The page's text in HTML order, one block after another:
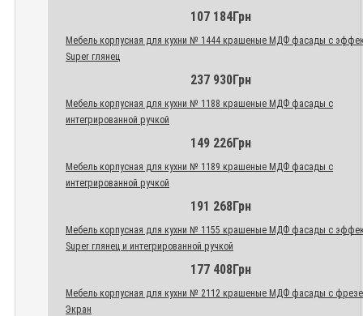
107 184Грн
Мебель корпусная для кухни № 1444 крашеные МДФ фасады с
Super глянец
237 930Грн
Мебель корпусная для кухни № 1188 крашеные МДФ фасады с
интегрированной ручкой
149 226Грн
Мебель корпусная для кухни № 1189 крашеные МДФ фасады с
интегрированной ручкой
191 268Грн
Мебель корпусная для кухни № 1155 крашеные МДФ фасады с
Super глянец и интегрированной ручкой
177 408Грн
Мебель корпусная для кухни № 2112 крашеные МДФ фасады с
Экран